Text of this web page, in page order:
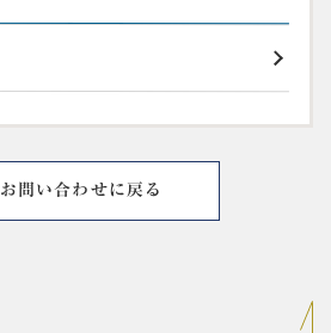
お問い合わせに戻る